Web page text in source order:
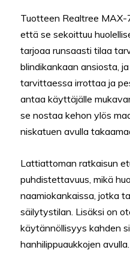
Tuotteen Realtree
että se sekoittuu
tarjoaa runsaasti tilaa
blindikankaan ansiosta,
tarvittaessa irrottaa ja
antaa käyttäjälle
se nostaa kehon ylös
niskatuen avulla
Lattiattoman ratkaisun
puhdistettavuus, mikä
naamiokankaissa, jotka
säilytystilan. Lisäksi on
käytännöllisyys kahden
hanhilippuaukkojen